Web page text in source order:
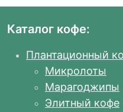
Каталог кофе:
Плантационный
Микролоты
Марагоджипы
Элитный кофе